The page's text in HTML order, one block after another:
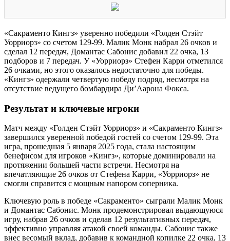
«Сакраменто Кингз» уверенно победили «Голден Стэйт
Уорриорз» со счетом 129-99. Малик Монк набрал 26 очков и
сделал 12 передач, Домантас Сабонис добавил 22 очка, 13
подборов и 7 передач. У «Уорриорз» Стефен Карри отметился
26 очками, но этого оказалось недостаточно для победы.
«Кингз» одержали четвертую победу подряд, несмотря на
отсутствие ведущего бомбардира Ди’Аарона Фокса.
Результат и ключевые игроки
Матч между «Голден Стэйт Уорриорз» и «Сакраменто Кингз»
завершился уверенной победой гостей со счетом 129-99. Эта
игра, прошедшая 5 января 2025 года, стала настоящим
бенефисом для игроков «Кингз», которые доминировали на
протяжении большей части встречи. Несмотря на
впечатляющие 26 очков от Стефена Карри, «Уорриорз» не
смогли справится с мощным напором соперника.
Ключевую роль в победе «Сакраменто» сыграли Малик Монк
и Домантас Сабонис. Монк продемонстрировал выдающуюся
игру, набрав 26 очков и сделав 12 результативных передач,
эффективно управляя атакой своей команды. Сабонис также
внес весомый вклад, добавив к командной копилке 22 очка, 13